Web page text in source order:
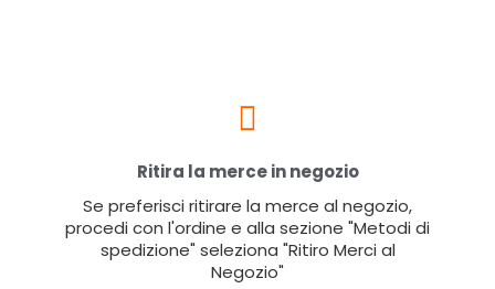
Ritira la merce in negozio
Se preferisci ritirare la merce al negozio,
procedi con l'ordine e alla sezione "Metodi di
spedizione" seleziona "Ritiro Merci al
Negozio"